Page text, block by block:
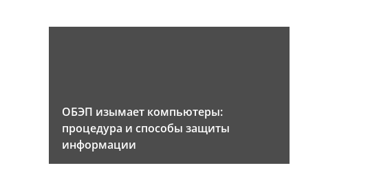
ОБЭП изымает компьютеры:
процедура и способы защиты
информации